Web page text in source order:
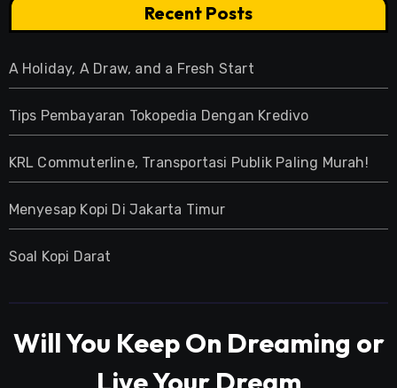
Recent Posts
A Holiday, A Draw, and a Fresh Start
Tips Pembayaran Tokopedia Dengan Kredivo
KRL Commuterline, Transportasi Publik Paling Murah!
Menyesap Kopi Di Jakarta Timur
Soal Kopi Darat
Will You Keep On Dreaming or